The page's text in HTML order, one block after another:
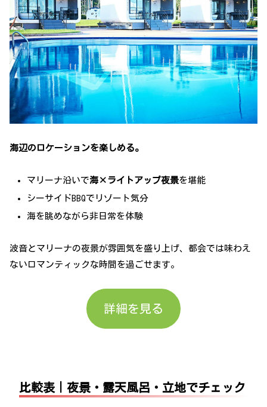
海辺のロケーションを楽しめる。
マリーナ沿いで海×ライトアップ夜景を堪能
シーサイドBBQでリゾート気分
海を眺めながら非日常を体験
波音とマリーナの夜景が雰囲気を盛り上げ、都会では味わえ
ないロマンティックな時間を過ごせます。
詳細を見る
比較表｜夜景・露天風呂・立地でチェック